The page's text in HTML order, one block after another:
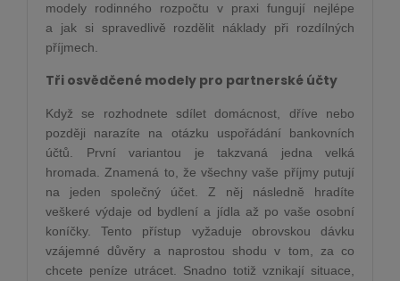
modely rodinného rozpočtu v praxi fungují nejlépe
a jak si spravedlivě rozdělit náklady při rozdílných
příjmech.
Tři osvědčené modely pro partnerské účty
Když se rozhodnete sdílet domácnost, dříve nebo
později narazíte na otázku uspořádání bankovních
účtů. První variantou je takzvaná jedna velká
hromada. Znamená to, že všechny vaše příjmy putují
na jeden společný účet. Z něj následně hradíte
veškeré výdaje od bydlení a jídla až po vaše osobní
koníčky. Tento přístup vyžaduje obrovskou dávku
vzájemné důvěry a naprostou shodu v tom, za co
chcete peníze utrácet. Snadno totiž vznikají situace,